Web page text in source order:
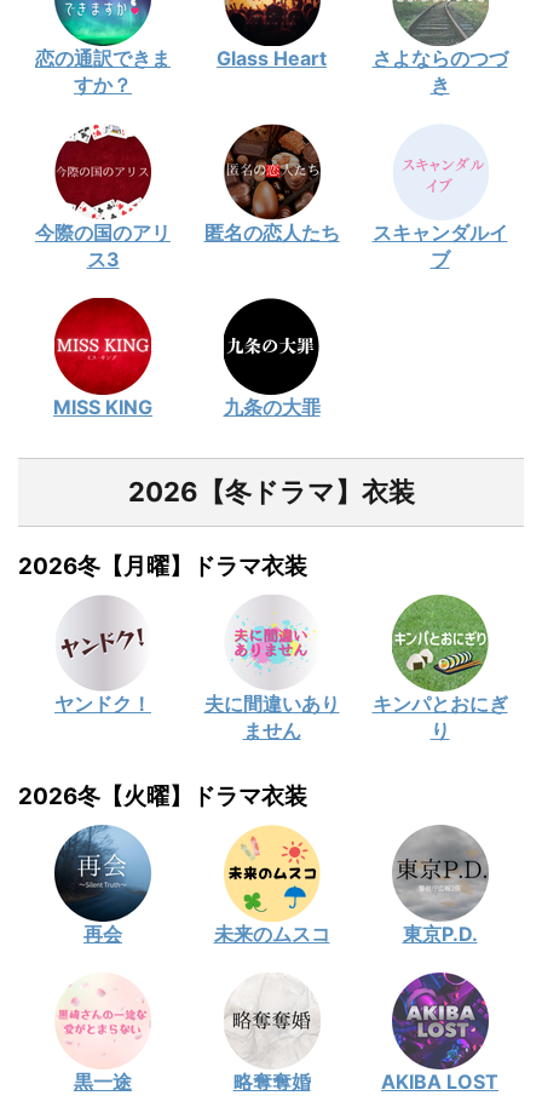
恋の通訳できま
すか？
Glass Heart
さよならのつづ
き
今際の国のアリ
ス3
匿名の恋人たち
スキャンダルイ
ブ
MISS KING 九条の大罪
2026【冬ドラマ】衣装
2026冬【月曜】ドラマ衣装
ヤンドク！
夫に間違いあり
ません
キンパとおにぎ
り
2026冬【火曜】ドラマ衣装
再会 未来のムスコ 東京P.D.
黒一途 略奪奪婚 AKIBA LOST